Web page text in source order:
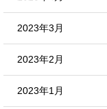
2023年3月
2023年2月
2023年1月